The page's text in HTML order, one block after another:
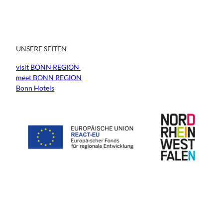
UNSERE SEITEN
visit BONN REGION
meet BONN REGION
Bonn Hotels